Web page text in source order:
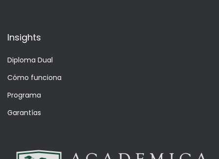
Insights
Diploma Dual
Cómo funciona
Programa
Garantías